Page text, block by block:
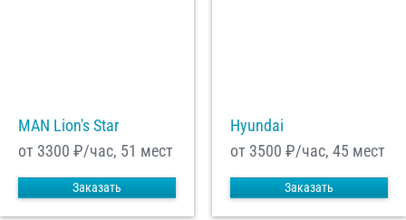
MAN Lion's Star
от 3300 ₽/час, 51 мест
Заказать
Hyundai
от 3500 ₽/час, 45 мест
Заказать